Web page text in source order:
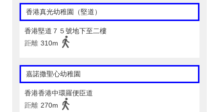
香港真光幼稚園（堅道）
香港堅道７５號地下至二樓
距離 310m
嘉諾撒聖心幼稚園
香港香港中環羅便臣道
距離 270m